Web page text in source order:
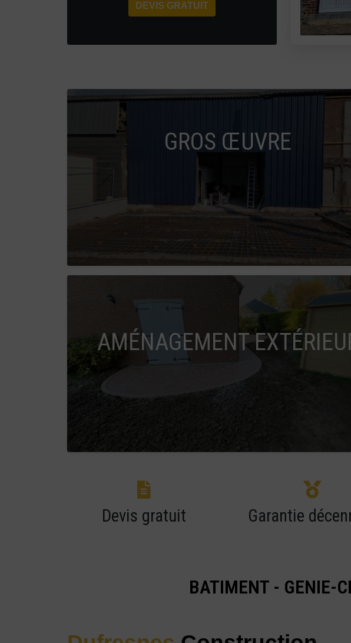
DEVIS GRATUIT
GROS ŒUVRE
AMÉNAGEMENT
Devis gratuit Garantie
BATIMENT - GENIE-